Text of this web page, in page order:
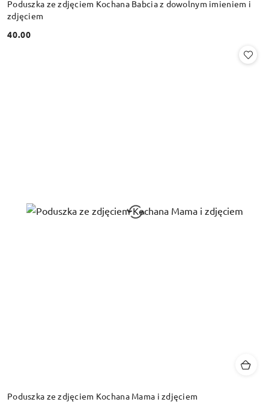
Poduszka ze zdjęciem Kochana Babcia z dowolnym imieniem i
zdjęciem
Cena:
40.00
Poduszka ze zdjęciem Kochana Mama i zdjęciem